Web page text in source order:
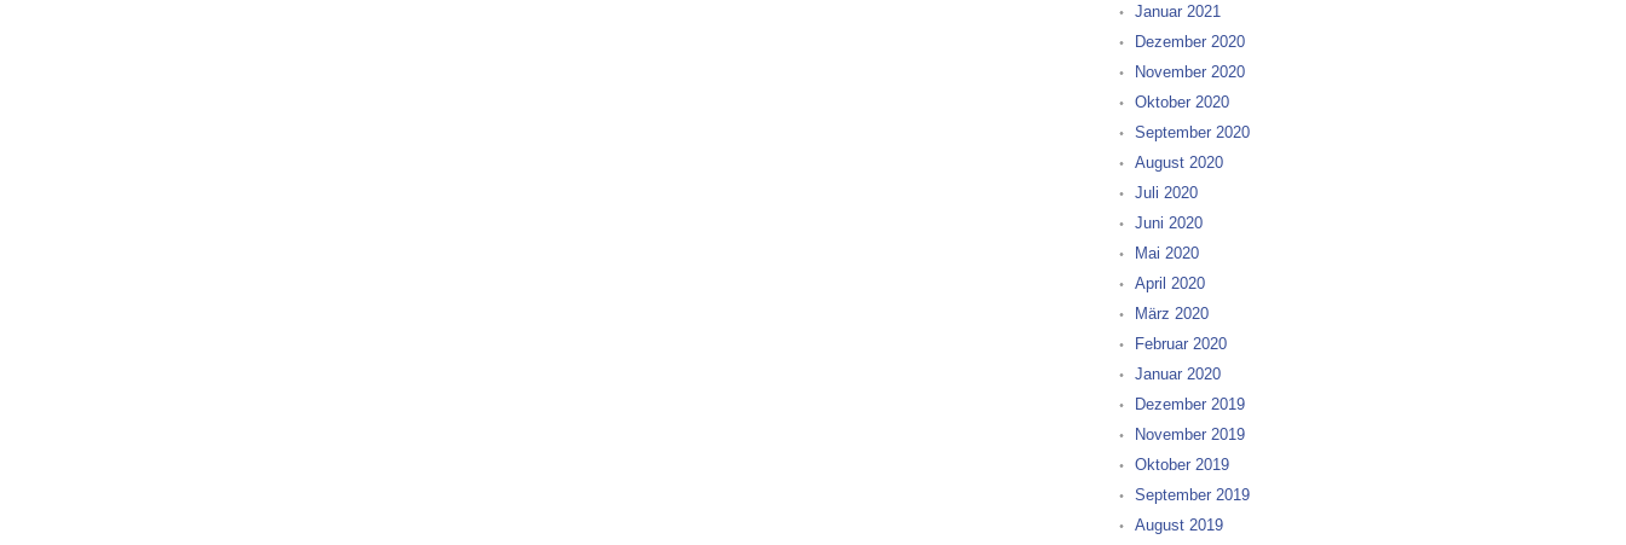
Januar 2021
Dezember 2020
November 2020
Oktober 2020
September 2020
August 2020
Juli 2020
Juni 2020
Mai 2020
April 2020
März 2020
Februar 2020
Januar 2020
Dezember 2019
November 2019
Oktober 2019
September 2019
August 2019